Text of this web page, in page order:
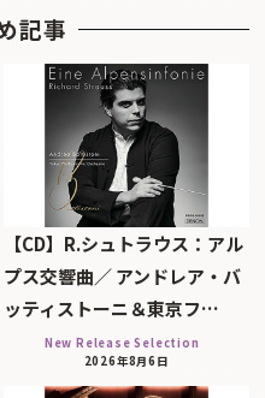
記事
【CD】R.シュトラウス：アル
プス交響曲／ アンドレア・バ
ッティストーニ＆東京フ…
New Release Selection
2026年8月6日